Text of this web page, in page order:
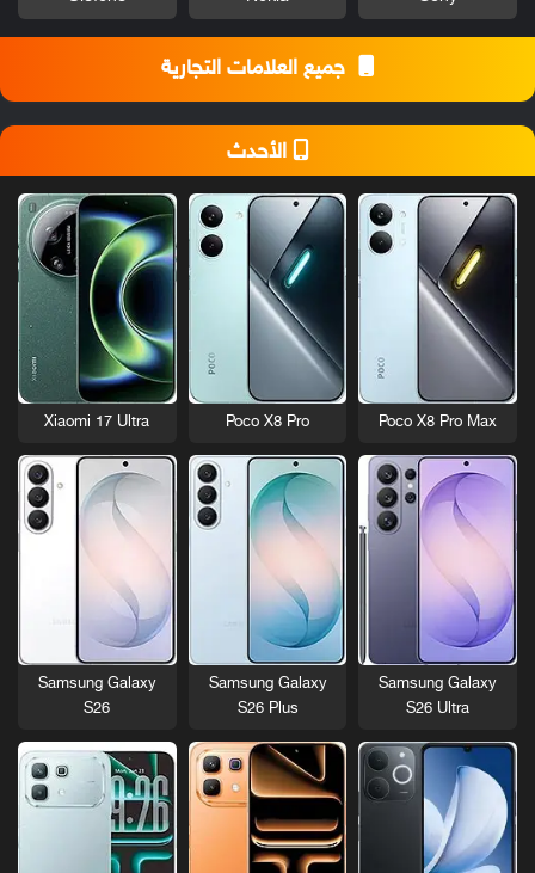
جميع العلامات التجارية
الأحدث
Poco X8 Pro Max
Poco X8 Pro
Xiaomi 17 Ultra
Samsung Galaxy
S26 Ultra
Samsung Galaxy
S26 Plus
Samsung Galaxy
S26